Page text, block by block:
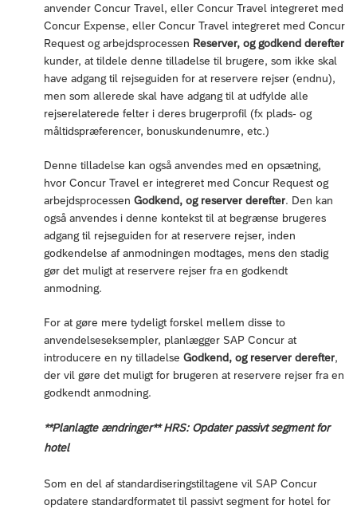
anvender Concur Travel, eller Concur Travel integreret med
Concur Expense, eller Concur Travel integreret med Concur
Request og arbejdsprocessen Reserver, og godkend derefter
kunder, at tildele denne tilladelse til brugere, som ikke skal
have adgang til rejseguiden for at reservere rejser (endnu),
men som allerede skal have adgang til at udfylde alle
rejserelaterede felter i deres brugerprofil (fx plads- og
måltidspræferencer, bonuskundenumre, etc.)
Denne tilladelse kan også anvendes med en opsætning,
hvor Concur Travel er integreret med Concur Request og
arbejdsprocessen Godkend, og reserver derefter. Den kan
også anvendes i denne kontekst til at begrænse brugeres
adgang til rejseguiden for at reservere rejser, inden
godkendelse af anmodningen modtages, mens den stadig
gør det muligt at reservere rejser fra en godkendt
anmodning.
For at gøre mere tydeligt forskel mellem disse to
anvendelseseksempler, planlægger SAP Concur at
introducere en ny tilladelse Godkend, og reserver derefter,
der vil gøre det muligt for brugeren at reservere rejser fra en
godkendt anmodning.
**Planlagte ændringer** HRS: Opdater passivt segment for
hotel
Som en del af standardiseringstiltagene vil SAP Concur
opdatere standardformatet til passivt segment for hotel for